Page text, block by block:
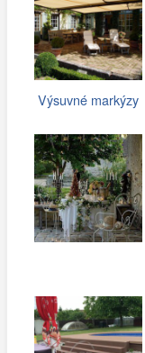
Výsuvné markýzy